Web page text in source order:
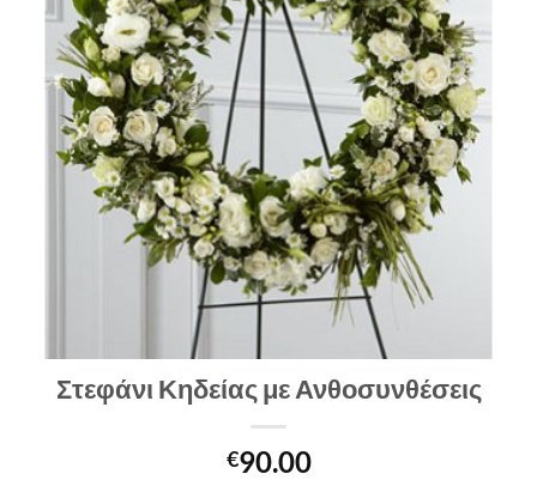
Στεφάνι Κηδείας με Ανθοσυνθέσεις
€90.00